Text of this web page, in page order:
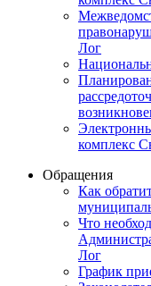
Лог
комплекс
Обращения
Как
Что
Лог
График